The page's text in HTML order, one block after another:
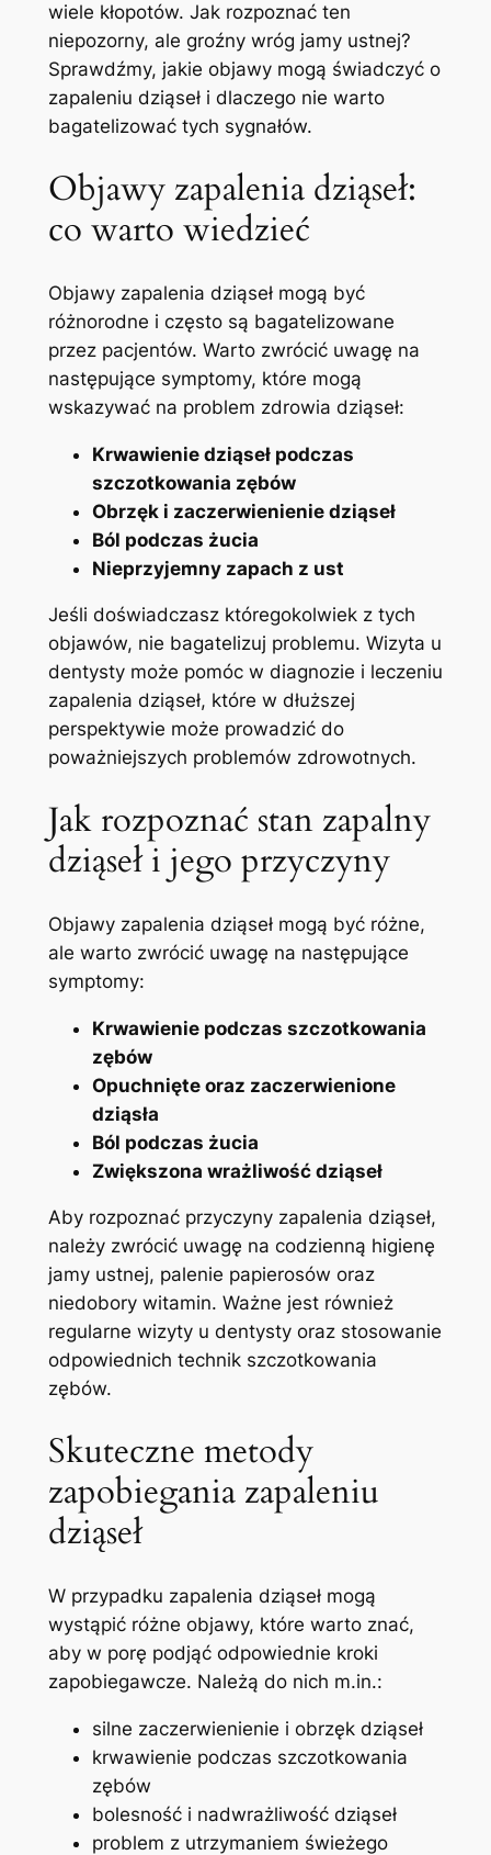
wiele kłopotów.‍ Jak ⁣rozpoznać ten
niepozorny, ale groźny ‍wróg ​jamy ustnej?
Sprawdźmy, ⁢jakie ⁣objawy‍ mogą świadczyć o
zapaleniu dziąseł ‌i dlaczego ⁢nie ‌warto
bagatelizować tych‍ sygnałów.
Objawy zapalenia dziąseł:
co warto⁤ wiedzieć
Objawy zapalenia dziąseł mogą ​być
różnorodne i‍ często są‌ bagatelizowane
przez pacjentów. Warto⁣ zwrócić uwagę ⁢na
‍następujące symptomy, które ‍mogą
wskazywać na problem zdrowia dziąseł:
Krwawienie⁤ dziąseł⁣ podczas
szczotkowania zębów
Obrzęk i zaczerwienienie dziąseł
Ból podczas żucia
Nieprzyjemny zapach z ust
Jeśli doświadczasz któregokolwiek‌ z ‍tych
objawów, nie bagatelizuj ‌problemu. Wizyta u
dentysty może pomóc w diagnozie i leczeniu
zapalenia dziąseł, które w dłuższej
perspektywie‌ może prowadzić do
‍poważniejszych⁤ problemów zdrowotnych.
Jak rozpoznać stan zapalny
dziąseł i jego przyczyny
Objawy zapalenia ⁣dziąseł mogą być różne,‍
ale warto⁤ zwrócić ​uwagę na⁤ następujące
symptomy:
Krwawienie podczas⁣ szczotkowania
zębów
Opuchnięte‌ oraz zaczerwienione
dziąsła
Ból podczas żucia
Zwiększona wrażliwość dziąseł
Aby rozpoznać przyczyny​ zapalenia dziąseł,
należy zwrócić uwagę na codzienną higienę
jamy ustnej, palenie papierosów oraz
niedobory witamin. Ważne jest również
regularne wizyty u dentysty oraz stosowanie
odpowiednich technik szczotkowania
zębów.
Skuteczne metody
zapobiegania⁣ zapaleniu
⁤dziąseł
W przypadku zapalenia dziąseł mogą⁢
wystąpić różne​ objawy, które warto​ znać,⁢
aby⁤ w porę​ podjąć odpowiednie ‍kroki
‍zapobiegawcze. Należą do⁤ nich ​m.in.:
silne zaczerwienienie i obrzęk dziąseł
krwawienie podczas szczotkowania
⁤zębów
bolesność i nadwrażliwość dziąseł
problem z utrzymaniem świeżego